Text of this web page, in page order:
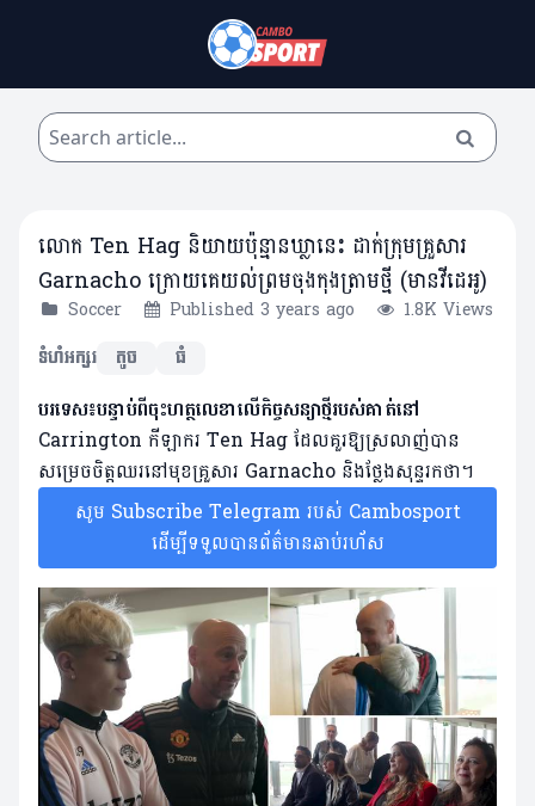
លោក Ten Hag និយាយប៉ុន្មានឃ្លានេះ ដាក់ក្រុមគ្រួសារ
Garnacho ក្រោយគេយល់ព្រមចុងកុងត្រាមថ្មី (មានវីដេអូ)
Soccer Published 3 years ago
1.8K Views
ទំហំអក្សរ
តូច ធំ
បរទេស៖បន្ទាប់ពីចុះហត្ថលេខាលើកិច្ចសន្យាថ្មីរបស់គាត់នៅ
Carrington កីឡាករ Ten Hag ដែលគួរឱ្យស្រលាញ់បាន
សម្រេចចិត្តឈរនៅមុខគ្រួសារ Garnacho និងថ្លែងសុន្ទរកថា។
សូម Subscribe Telegram របស់ Cambosport
ដើម្បីទទួលបានព័ត៌មានឆាប់រហ័ស